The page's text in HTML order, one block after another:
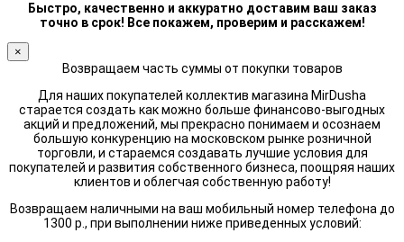
Быстро, качественно и аккуратно доставим ваш заказ
точно в срок! Все покажем, проверим и расскажем!
×
Возвращаем часть суммы от покупки товаров
Для наших покупателей коллектив магазина MirDusha
старается создать как можно больше финансово-выгодных
акций и предложений, мы прекрасно понимаем и осознаем
большую конкуренцию на московском рынке розничной
торговли, и стараемся создавать лучшие условия для
покупателей и развития собственного бизнеса, поощряя наших
клиентов и облегчая собственную работу!
Возвращаем наличными на ваш мобильный номер телефона до
1300 р., при выполнении ниже приведенных условий: